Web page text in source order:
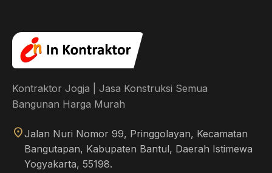
Kontraktor Jogja | Jasa Konstruksi Semua
Bangunan Harga Murah
location_onJalan Nuri Nomor 99, Pringgolayan, Kecamatan
Bangutapan, Kabupaten Bantul, Daerah Istimewa
Yogyakarta, 55198.